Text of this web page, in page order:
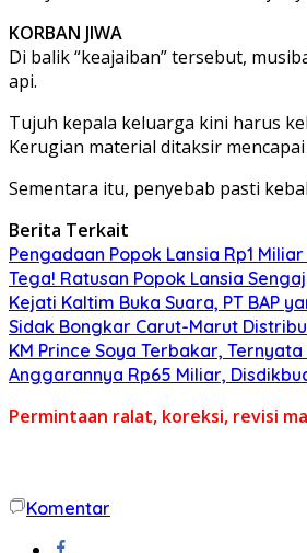
KORBAN JIWA
Di balik “keajaiban” tersebut,
api.
Tujuh kepala keluarga kini harus
Kerugian material ditaksir
Sementara itu, penyebab pasti
Berita Terkait
Pengadaan Popok Lansia Rp1
Tega! Ratusan Popok Lansia
Kejati Kaltim Buka Suara, PT BAP
Sidak Bongkar Carut-Marut
KM Prince Soya Terbakar,
Anggarannya Rp65 Miliar,
Permintaan ralat, koreksi, revisi
Komentar